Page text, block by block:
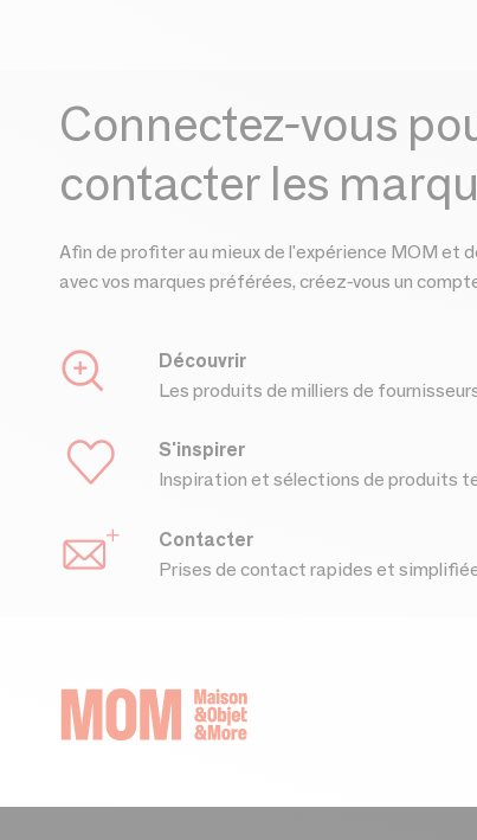
Connectez-vous
contacter les
Afin de profiter au mieux de l'expérience MOM et
avec vos marques préférées, créez-vous un
Découvrir
Les produits de milliers de
S'inspirer
Inspiration et sélections de produits
Contacter
Prises de contact rapides et